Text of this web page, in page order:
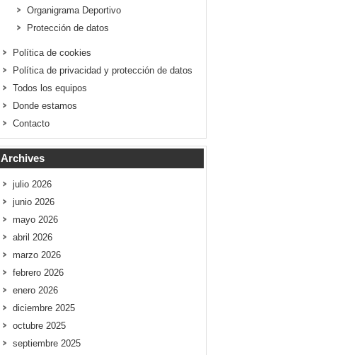
Organigrama Deportivo
Protección de datos
Política de cookies
Política de privacidad y protección de datos
Todos los equipos
Donde estamos
Contacto
Archives
julio 2026
junio 2026
mayo 2026
abril 2026
marzo 2026
febrero 2026
enero 2026
diciembre 2025
octubre 2025
septiembre 2025